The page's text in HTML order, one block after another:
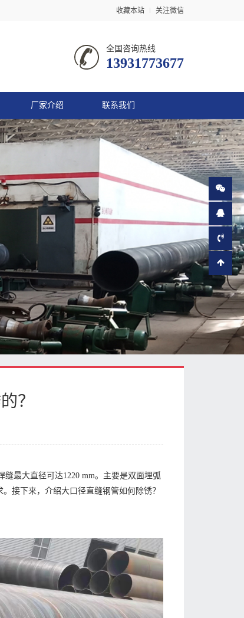
收藏本站 关注微信
全国咨询热线
13931773677
厂家介绍 联系我们
？
最大直径可达1220 mm。主要是双面埋弧
接下来，介绍大口径直缝钢管如何除锈？